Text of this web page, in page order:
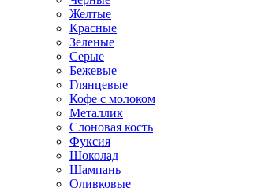
Желтые
Красные
Зеленые
Серые
Бежевые
Глянцевые
Кофе с молоком
Металлик
Слоновая кость
Фуксия
Шоколад
Шампань
Оливковые